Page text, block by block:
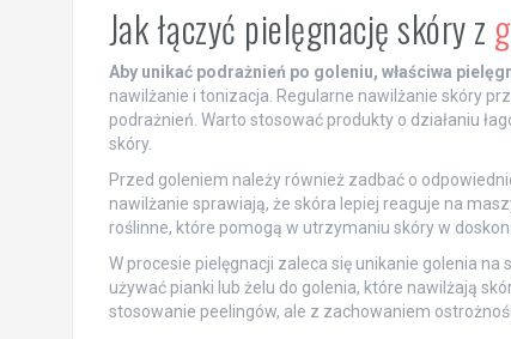
Jak łączyć pielęgnację skóry z
Aby unikać podrażnień po goleniu, właściwa
nawilżanie i tonizacja. Regularne nawilżanie skóry
podrażnień. Warto stosować produkty o działaniu
skóry.
Przed goleniem należy również zadbać o
nawilżanie sprawiają, że skóra lepiej reaguje na
roślinne, które pomogą w utrzymaniu skóry w
W procesie pielęgnacji zaleca się unikanie golenia
używać pianki lub żelu do golenia, które nawilżają
stosowanie peelingów, ale z zachowaniem